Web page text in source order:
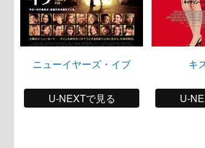
ニューイヤーズ・イブ
U-NEXTで見る
キ
U-